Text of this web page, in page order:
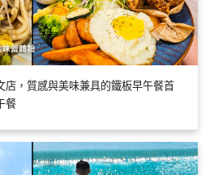
店，質感與美味兼具的鐵板早午餐首
餐